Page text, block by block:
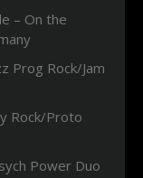
– On the
Prog Rock/Jam
Rock/Proto
Power Duo